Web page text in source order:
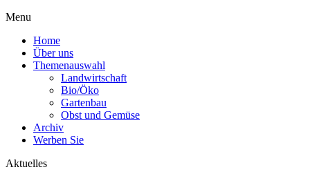
Menu
Home
Über uns
Themenauswahl
Landwirtschaft
Bio/Öko
Gartenbau
Obst und Gemüse
Archiv
Werben Sie
Aktuelles